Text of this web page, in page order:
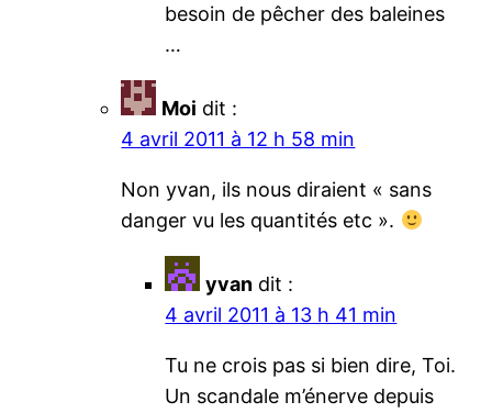
besoin de pêcher des baleines
…
Moi dit :
4 avril 2011 à 12 h 58 min
Non yvan, ils nous diraient « sans
danger vu les quantités etc ».
yvan dit :
4 avril 2011 à 13 h 41 min
Tu ne crois pas si bien dire, Toi.
Un scandale m’énerve depuis